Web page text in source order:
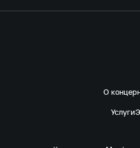
О
Услуги